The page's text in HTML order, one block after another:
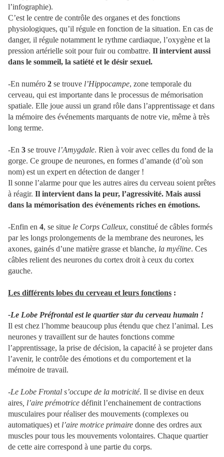
l’infographie).
C’est le centre de contrôle des organes et des fonctions
physiologiques, qu’il régule en fonction de la situation. En cas de
danger, il régule notamment le rythme cardiaque, l’oxygène et la
pression artérielle soit pour fuir ou combattre. Il intervient aussi
dans le sommeil, la satiété et le désir sexuel.
-En numéro 2 se trouve l’Hippocampe, zone temporale du
cerveau, qui est importante dans le processus de mémorisation
spatiale. Elle joue aussi un grand rôle dans l’apprentissage et dans
la mémoire des événements marquants de notre vie, même à très
long terme.
-En 3 se trouve l’Amygdale. Rien à voir avec celles du fond de la
gorge. Ce groupe de neurones, en formes d’amande (d’où son
nom) est un expert en détection de danger !
Il sonne l’alarme pour que les autres aires du cerveau soient prêtes
à réagir. Il intervient dans la peur, l’agressivité. Mais aussi
dans la mémorisation des événements riches en émotions.
-Enfin en 4, se situe le Corps Calleux, constitué de câbles formés
par les longs prolongements de la membrane des neurones, les
axones, gainés d’une matière grasse et blanche, la myéline. Ces
câbles relient des neurones du cortex droit à ceux du cortex
gauche.
Les différents lobes du cerveau et leurs fonctions :
-Le Lobe Préfrontal est le quartier star du cerveau humain !
Il est chez l’homme beaucoup plus étendu que chez l’animal. Les
neurones y travaillent sur de hautes fonctions comme
l’apprentissage, la prise de décision, la capacité à se projeter dans
l’avenir, le contrôle des émotions et du comportement et la
mémoire de travail.
-Le Lobe Frontal s’occupe de la motricité. Il se divise en deux
aires , l’aire prémotrice définit l’enchainement de contractions
musculaires pour réaliser des mouvements (complexes ou
automatiques) et l’aire motrice primaire donne des ordres aux
muscles pour tous les mouvements volontaires. Chaque quartier
de cette aire correspond à une partie du corps.